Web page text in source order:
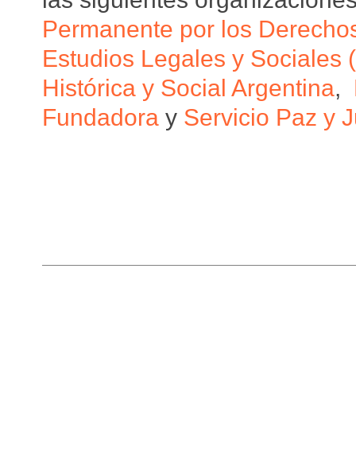
Permanente por los
Estudios Legales y Sociales
Histórica y Social Argentina,
Fundadora y Servicio Paz y